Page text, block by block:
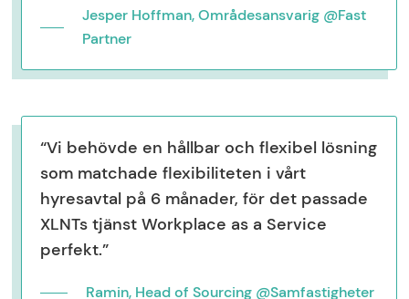
Jesper Hoffman, Områdesansvarig @Fast
Partner
“Vi behövde en hållbar och flexibel lösning
som matchade flexibiliteten i vårt
hyresavtal på 6 månader, för det passade
XLNTs tjänst Workplace as a Service
perfekt.”
Ramin, Head of Sourcing @Samfastigheter